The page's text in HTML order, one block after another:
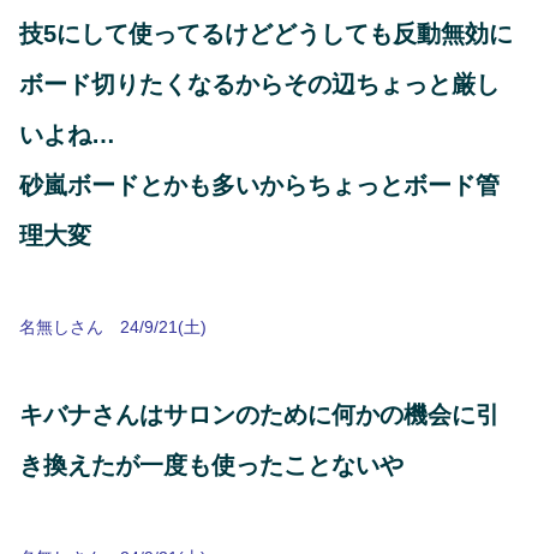
技5にして使ってるけどどうしても反動無効に
ボード切りたくなるからその辺ちょっと厳し
いよね…
砂嵐ボードとかも多いからちょっとボード管
理大変
名無しさん 24/9/21(土)
キバナさんはサロンのために何かの機会に引
き換えたが一度も使ったことないや